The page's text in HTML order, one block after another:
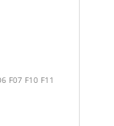
F07 F10 F11